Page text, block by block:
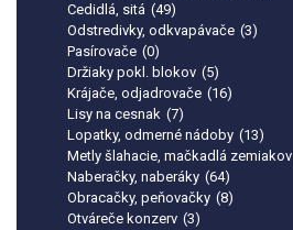
Cedidlá, sitá (49)
Odstredivky, odkvapávače (3)
Pasírovače (0)
Držiaky pokl. blokov (5)
Krájače, odjadrovače (16)
Lisy na cesnak (7)
Lopatky, odmerné nádoby (13)
Metly šlahacie, mačkadlá zemiakov
Naberačky, naberáky (64)
Obracačky, peňovačky (8)
Otváreče konzerv (3)